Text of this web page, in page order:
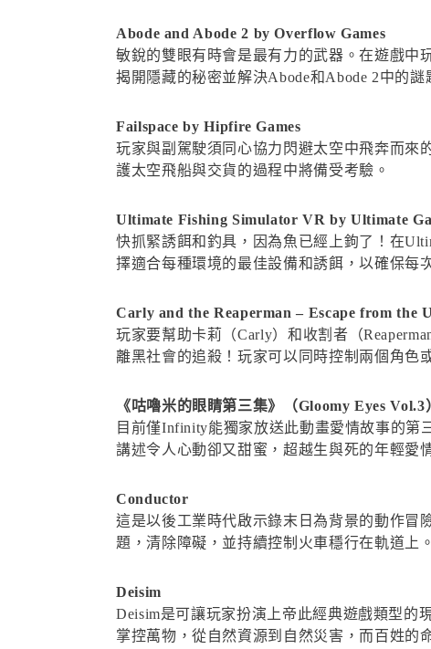
Abode and Abode 2 by Overflow Games
敏銳的雙眼有時會是最有力的武器。在遊戲中
揭開隱藏的秘密並解決Abode和Abode 2中的謎
Failspace by Hipfire Games
玩家與副駕駛須同心協力閃避太空中飛奔而來
護太空飛船與交貨的過程中將備受考驗。
Ultimate Fishing Simulator VR by Ultimate
快抓緊誘餌和釣具，因為魚已經上鉤了！在
擇適合每種環境的最佳設備和誘餌，以確保每
Carly and the Reaperman – Escape from the
玩家要幫助卡莉（Carly）和收割者（
離黑社會的追殺！玩家可以同時控制兩個角色
《咕嚕米的眼睛第三集》（Gloomy Eyes Vol.3
目前僅Infinity能獨家放送此動畫愛情故事的第
講述令人心動卻又甜蜜，超越生與死的年輕愛
Conductor
這是以後工業時代啟示錄末日為背景的動作冒
題，清除障礙，並持續控制火車穩行在軌道上。
Deisim
Deisim是可讓玩家扮演上帝此經典遊戲類型的
掌控萬物，從自然資源到自然災害，而百姓的